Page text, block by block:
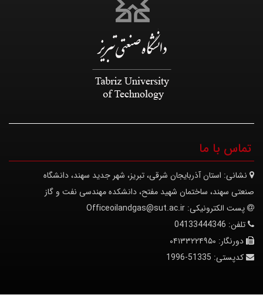
تماس با ما
نشانی: استان آذربایجان شرقی، تبریز، شهر جدید سهند، دانشگاه
صنعتی سهند، ساختمان شهید مفتح، دانشکده مهندسی نفت و گاز
پست الکترونیکی: Officeoilandgas@sut.ac.ir
تلفن: 04133444346
دورنگار: ۰۴۱۳۳۲۲۴۹۵۰
کدپستی: 51335-1996